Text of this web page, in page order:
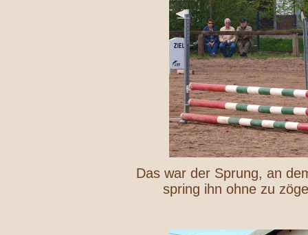
Das war der Sprung, an
spring ihn ohne zu